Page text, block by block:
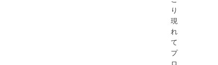
り
現
れ
て
プ
ロ